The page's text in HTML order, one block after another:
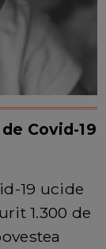
Covid-19
19 ucide
1.300 de